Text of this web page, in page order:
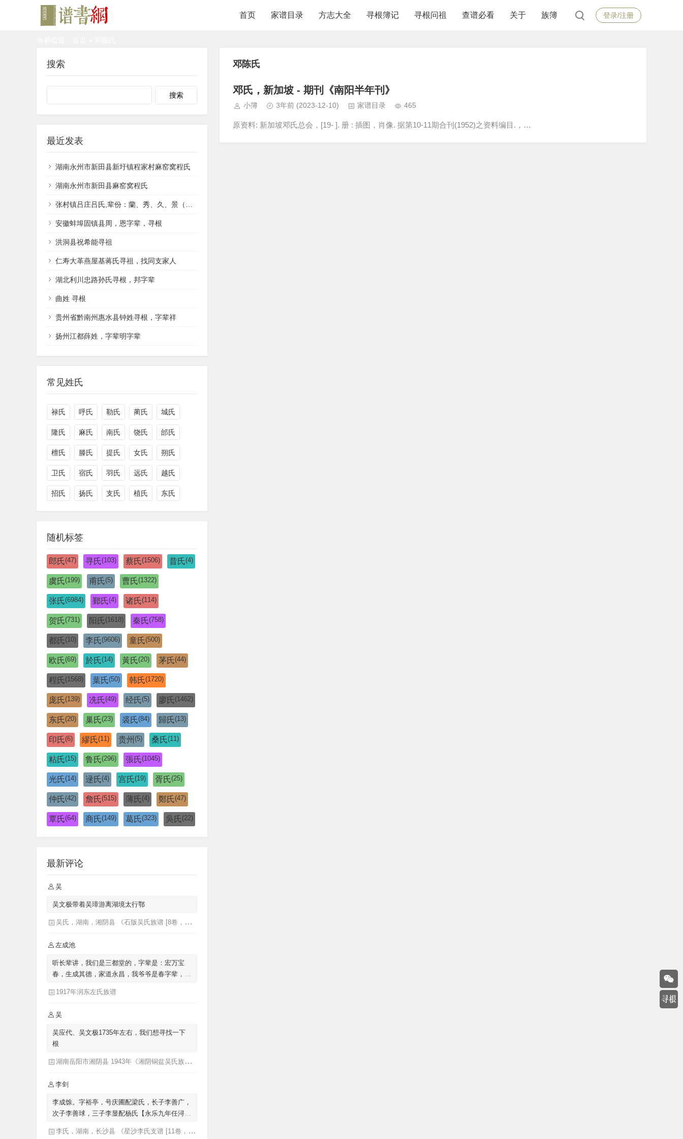
登录/注册
首页 家谱目录 方志大全 寻根簿记 寻根问祖 查谱必看 关于 族簿
邓陈氏
邓氏，新加坡 - 期刊《南阳半年刊》
小簿 3年前 (2023-12-10) 家谱目录 465
原资料: 新加坡邓氏总会，[19- ]. 册 : 插图，肖像. 据第10-11期合刊(1952)之资料编目.，…
搜索
Search
最近发表
湖南永州市新田县新圩镇程家村麻窑窝程氏
湖南永州市新田县麻窑窝程氏
张村镇吕庄吕氏,辈份：蘭、秀、久、景（井）、香、兴。
安徽蚌埠固镇县周，恩字辈，寻根
洪洞县祝希能寻祖
仁寿大革燕屋基蒋氏寻祖，找同支家人
湖北利川忠路孙氏寻根，邦字辈
曲姓 寻根
贵州省黔南州惠水县钟姓寻根，字辈祥
扬州江都薛姓，字辈明字辈
常见姓氏
禄氏 呼氏 勒氏 蔺氏 城氏
隆氏 麻氏 南氏 饶氏 邰氏
檀氏 滕氏 提氏 女氏 朔氏
卫氏 宿氏 羽氏 远氏 越氏
招氏 扬氏 支氏 植氏 东氏
随机标签
郎氏(47) 寻氏(103) 蔡氏(1506) 昔氏(4)
虞氏(199) 甫氏(5) 曹氏(1322)
张氏(6984) 鄞氏(4) 诸氏(114)
贺氏(731) 阳氏 (1618) 秦氏(758)
都氏 (10) 李氏(9606) 童氏(500)
欧氏(69) 於氏(14) 黃氏(20) 茅氏(44)
程氏 (1568) 葉氏(50) 韩氏(1720)
庞氏(139) 冼氏(49) 经氏(5) 廖氏 (1462)
东氏(20) 巢氏(23) 裘氏(84) 歸氏(13)
印氏(6) 繆氏(11) 贵州 (5) 桑氏(11)
粘氏(15) 鲁氏(296) 張氏(1045)
光氏(14) 逯氏(4) 宫氏(19) 胥氏(25)
仲氏(42) 詹氏(515) 薄氏 (4) 鄭氏(47)
覃氏(64) 商氏(149) 葛氏(323) 吳氏 (22)
最新评论
吴
吴文极带着吴璋游离湖境太行鄂
吴氏，湖南，湘阴县 《石版吴氏族谱 [8卷，首1卷](别名：吴氏族谱)》
左成池
听长辈讲，我们是三都堂的，字辈是：宏万宝
春，生成其德，家道永昌，我爷爷是春字辈，我
圩，迁至泗阳里仁
1917年润东左氏族谱
吴
吴应代、吴文极1735年左右，我们想寻找一下
根
湖南岳阳市湘阴县 1943年《湘阴铜盆吴氏族谱三十卷首二卷湖南省岳阳市湘阴县》发祥堂|吴楚椿（主修）
李剑
李成馀。字裕亭，号庆圃配梁氏，长子李善广，
次子李善球，三子李显配杨氏【永乐九年任浔州
葬广西】
李氏，湖南，长沙县 《星沙李氏支谱 [11卷，首1卷](别名：李氏家乘)》李芳城 ...[等]主修 ; 李沛华 ... [等]纂修